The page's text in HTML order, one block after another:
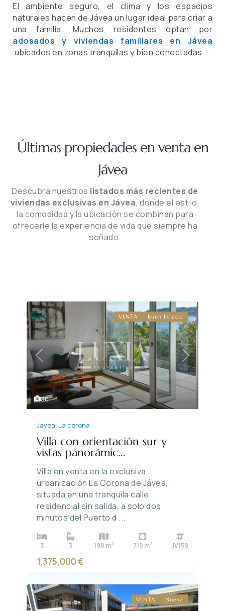
El ambiente seguro, el clima y los espacios
naturales hacen de Jávea un lugar ideal para criar a
una familia. Muchos residentes optan por
adosados y viviendas familiares en Jávea
ubicados en zonas tranquilas y bien conectadas.
Últimas propiedades en venta en
Jávea
Descubra nuestros listados más recientes de
viviendas exclusivas en Jávea, donde el estilo,
la comodidad y la ubicación se combinan para
ofrecerle la experiencia de vida que siempre ha
soñado.
30
Previous Next
VENTA Buen Estado
Jávea, La corona
Villa con orientación sur y
vistas panorámic...
Villa en venta en la exclusiva
urbanización La Corona de Jávea,
situada en una tranquila calle
residencial sin salida, a solo dos
minutos del Puerto d ...
3 3 198 m2 710 m2 JV159
1,375,000 €
VENTA Nueva